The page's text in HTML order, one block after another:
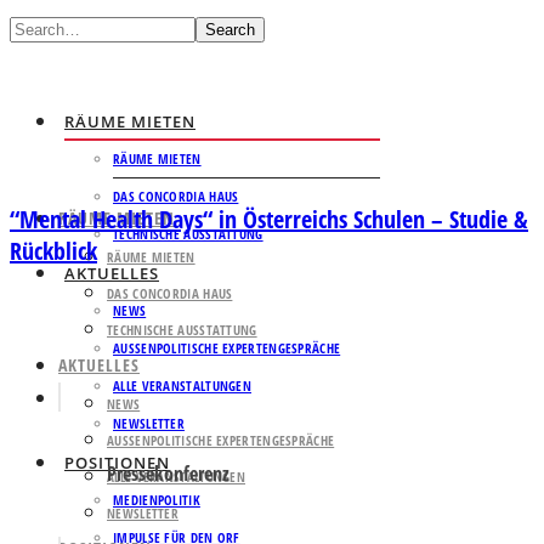
Search
RÄUME MIETEN
RÄUME MIETEN
DAS CONCORDIA HAUS
TECHNISCHE AUSSTATTUNG
AKTUELLES
NEWS
AUSSENPOLITISCHE EXPERTENGESPRÄCHE
ALLE VERANSTALTUNGEN
NEWSLETTER
POSITIONEN
MEDIENPOLITIK
IMPULSE FÜR DEN ORF
RÄUME MIETEN
RÄUME MIETEN
DAS CONCORDIA HAUS
TECHNISCHE AUSSTATTUNG
AKTUELLES
NEWS
AUSSENPOLITISCHE EXPERTENGESPRÄCHE
ALLE VERANSTALTUNGEN
NEWSLETTER
“Mental Health Days“ in Österreichs Schulen – Studie &
Rückblick
Pressekonferenz